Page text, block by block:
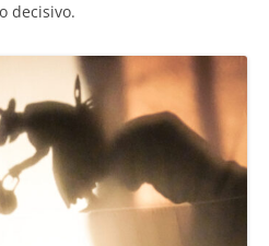
decisivo.